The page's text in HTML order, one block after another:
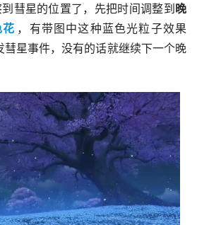
彗星的位置了，先把时间调整到 晚
，有带图中这种蓝色光粒子效果
彗星事件，没有的话就继续下一个晚